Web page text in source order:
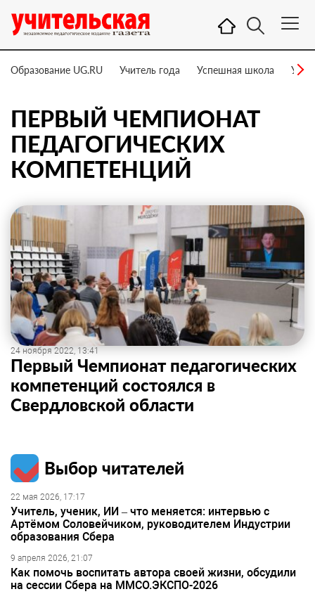
Образование UG.RU Учитель года Успешная школа
ПЕРВЫЙ ЧЕМПИОНАТ
ПЕДАГОГИЧЕСКИХ
КОМПЕТЕНЦИЙ
24 ноября 2022, 13:41
Первый Чемпионат педагогических
компетенций состоялся в
Свердловской области
Выбор читателей
22 мая 2026, 17:17
Учитель, ученик, ИИ – что меняется: интервью с
Артёмом Соловейчиком, руководителем Индустрии
образования Сбера
9 апреля 2026, 21:07
Как помочь воспитать автора своей жизни, обсудили
на сессии Сбера на ММСО.ЭКСПО-2026